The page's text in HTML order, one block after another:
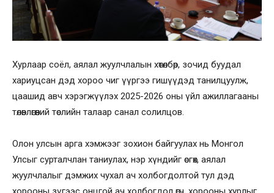
Хурлаар соёл, аялал жуулчлалын хөтөлбөр, зочид буудал
хариуцсан дэд хороо чиг үүргээ гишүүдэд танилцуулж,
цаашид авч хэрэгжүүлэх 2025-2026 оны үйл ажиллагааны
төлөвлөгөөний төслийн талаар санал солилцов.
Олон улсын арга хэмжээг зохион байгуулах нь Монгол
Улсыг сурталчлан таниулах, нэр хүндийг өсгөх, аялал
жуулчлалыг дэмжих чухал ач холбогдолтой тул дэд